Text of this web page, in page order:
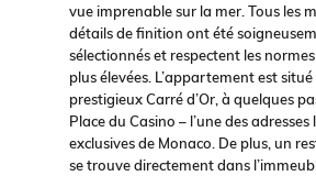
vue imprenable sur la mer. Tous les
détails de finition ont été
sélectionnés et respectent les
plus élevées. L’appartement est situé
prestigieux Carré d’Or, à quelques
Place du Casino – l’une des adresses
exclusives de Monaco. De plus, un
se trouve directement dans